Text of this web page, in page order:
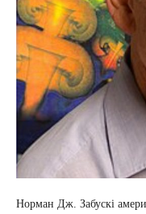
Норман Дж. Забускі